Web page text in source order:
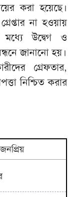
করা হয়েছে।
না হওয়ায়
উদ্বেগ ও
জানানো হয়।
গ্রেফতার,
নিশ্চিত করার
জনপ্রিয়